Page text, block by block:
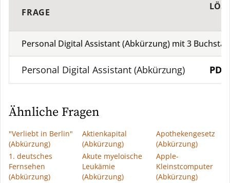
FRAGE
Personal Digital Assistant (Abkürzung) mit3
Personal Digital Assistant (Abkürzung) PDA
Ähnliche Fragen
"Verliebt in Berlin"
(Abkürzung)
1. deutsches
Fernsehen
(Abkürzung)
Aktienkapital
(Abkürzung)
Akute myeloische
Leukämie
(Abkürzung)
Apothekengesetz
(Abkürzung)
Apple-
Kleinstcomputer
(Abkürzung)